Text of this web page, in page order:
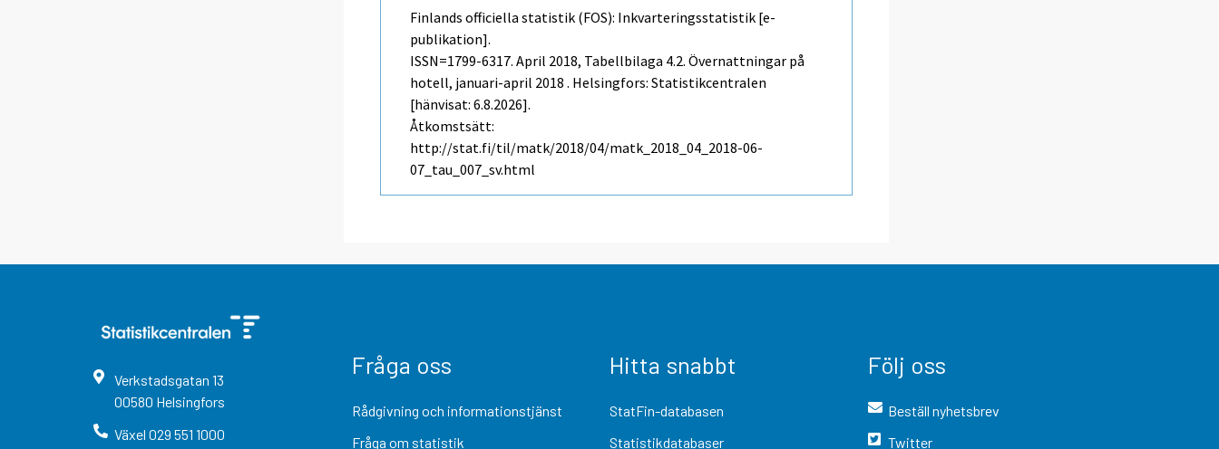
Finlands officiella statistik (FOS): Inkvarteringsstatistik [e-
publikation].
ISSN=1799-6317.April 2018, Tabellbilaga 4.2. Övernattningar på
hotell, januari-april 2018 . Helsingfors: Statistikcentralen
[hänvisat: 6.8.2026].
Åtkomstsätt:
http://stat.fi/til/matk/2018/04/matk_2018_04_2018-06-
07_tau_007_sv.html
Verkstadsgatan 13
00580 Helsingfors
Växel 029 551 1000
Fråga oss
Rådgivning och informationstjänst
Fråga om statistik
Hitta snabbt
StatFin-databasen
Statistikdatabaser
Följ oss
Beställ nyhetsbrev
Twitter